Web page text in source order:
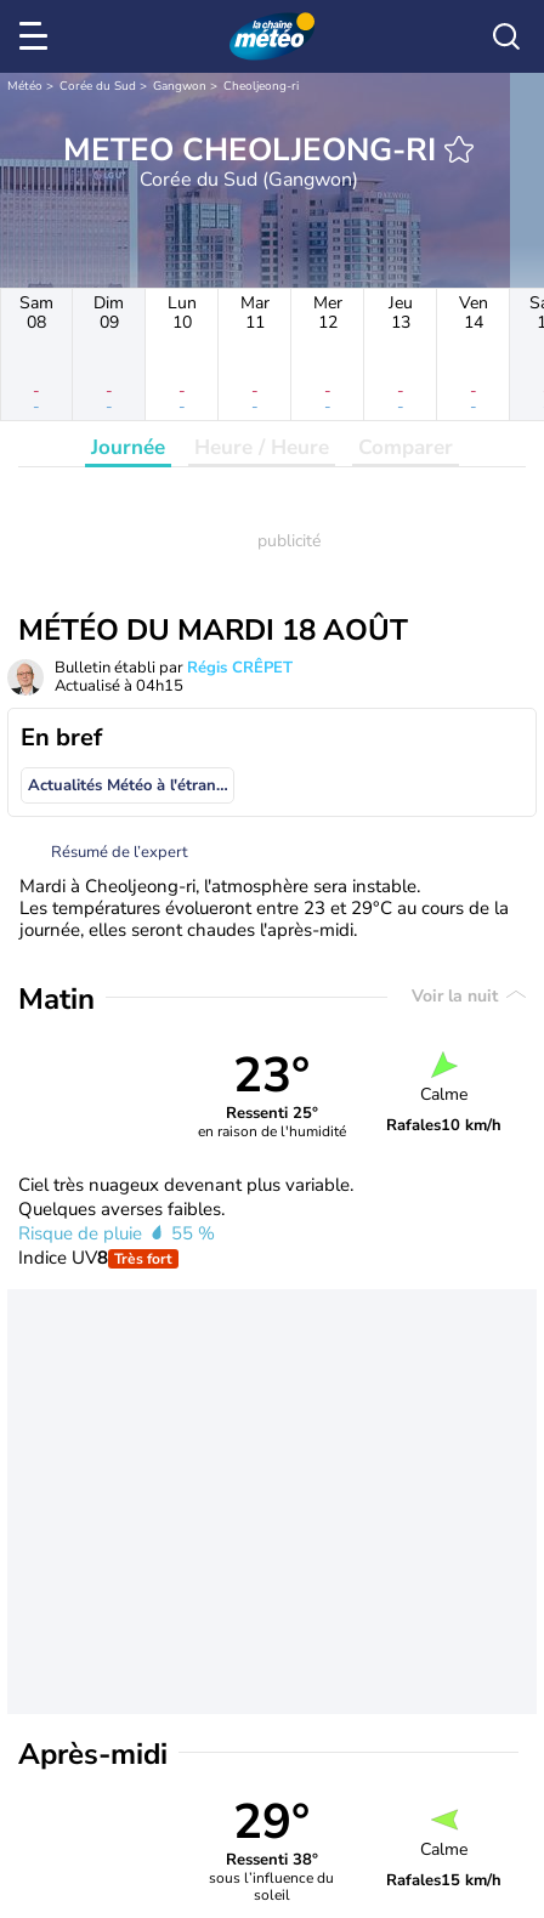
Météo Corée du Sud Gangwon Cheoljeong-ri
METEO CHEOLJEONG-RI
Corée du Sud (Gangwon)
Sam
08
-
-
Dim
09
-
-
Lun
10
-
-
Mar
11
-
-
Mer
12
-
-
Jeu
13
-
-
Ven
14
-
-
Journée Heure / Heure Comparer
MÉTÉO DU MARDI 18 AOÛT
Bulletin établi par Régis CRÊPET
Actualisé à 04h15
En bref
Actualités Météo à l'étranger
Résumé de l’expert
Mardi à Cheoljeong-ri, l'atmosphère sera instable.
Les températures évolueront entre 23 et 29°C au cours de la
journée, elles seront chaudes l'après-midi.
Matin Voir la nuit
23°
Ressenti 25°
en raison de l'humidité
Calme
Rafales10 km/h
Ciel très nuageux devenant plus variable.
Quelques averses faibles.
Risque de pluie
55 %
Indice UV8 Très fort
Après-midi
29°
Ressenti 38°
sous l’influence du
soleil
Calme
Rafales15 km/h